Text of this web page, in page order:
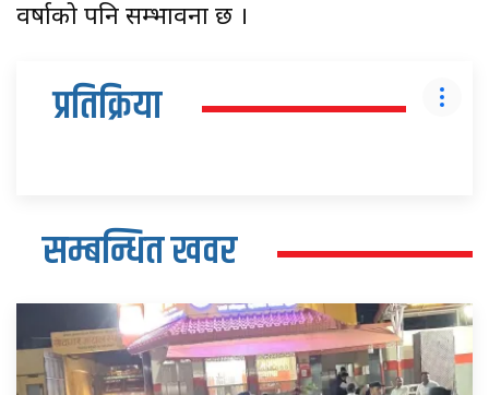
वर्षाको पनि सम्भावना छ ।
प्रतिक्रिया
सम्बन्धित खवर